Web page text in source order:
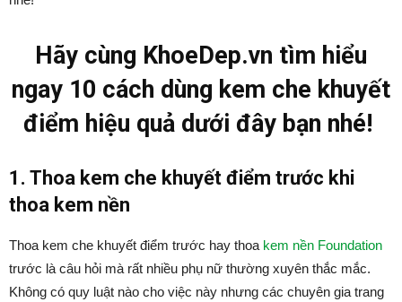
Hãy cùng KhoeDep.vn tìm hiểu
ngay 10 cách dùng kem che khuyết
điểm hiệu quả dưới đây bạn nhé!
1. Thoa kem che khuyết điểm trước khi
thoa kem nền
Thoa kem che khuyết điểm trước hay thoa kem nền Foundation
trước là câu hỏi mà rất nhiều phụ nữ thường xuyên thắc mắc.
Không có quy luật nào cho việc này nhưng các chuyên gia trang